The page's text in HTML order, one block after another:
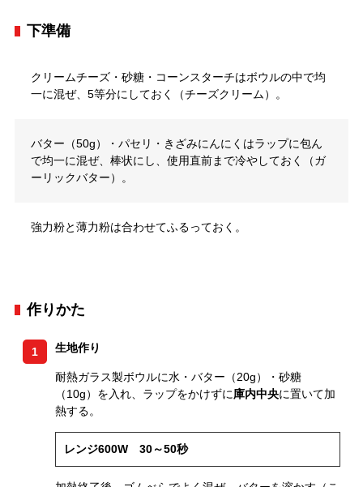
下準備
クリームチーズ・砂糖・コーンスターチはボウルの中で均
一に混ぜ、5等分にしておく（チーズクリーム）。
バター（50g）・パセリ・きざみにんにくはラップに包ん
で均一に混ぜ、棒状にし、使用直前まで冷やしておく（ガ
ーリックバター）。
強力粉と薄力粉は合わせてふるっておく。
作りかた
1 生地作り
耐熱ガラス製ボウルに水・バター（20g）・砂糖
（10g）を入れ、ラップをかけずに庫内中央に置いて加
熱する。
レンジ600W 30～50秒